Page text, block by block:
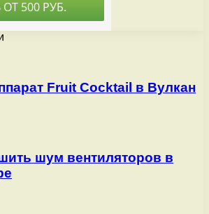
Fruit Cocktail в Вулкан
шум вентиляторов в